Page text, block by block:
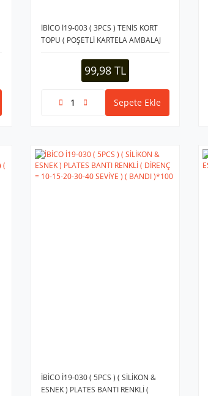
İBİCO İ19-003 ( 3PCS ) TENİS KORT
TOPU ( POŞETLİ KARTELA AMBALAJ
)*80
99,98 TL
Sepete Ekle
İBİCO İ19-030 ( 5PCS ) ( SİLİKON &
ESNEK ) PLATES BANTI RENKLİ (